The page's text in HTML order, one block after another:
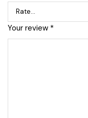
Your review *